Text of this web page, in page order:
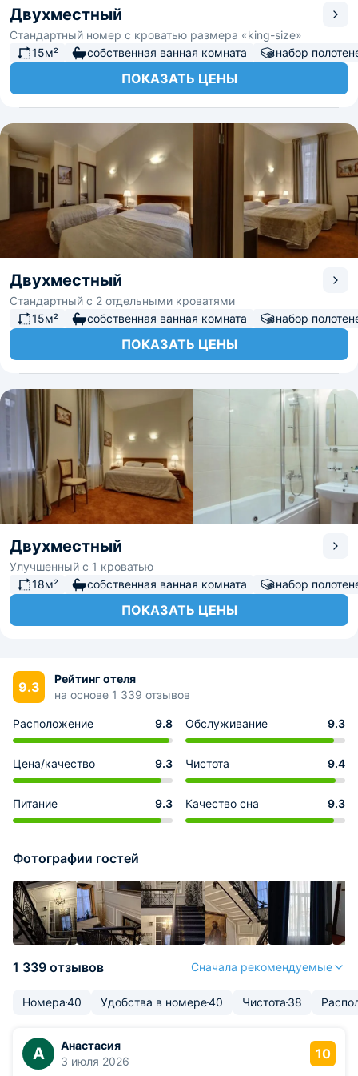
Двухместный
Стандартный номер с кроватью размера «king-size»
15м²
собственная ванная комната набор
ПОКАЗАТЬ ЦЕНЫ
Двухместный
Стандартный с 2 отдельными кроватями
15м²
собственная ванная комната набор
ПОКАЗАТЬ ЦЕНЫ
Двухместный
Улучшенный с 1 кроватью
18м²
собственная ванная комната набор
ПОКАЗАТЬ ЦЕНЫ
9.3
Рейтинг отеля
на основе 1 339 отзывов
Расположение 9.8 Обслуживание 9.3
Цена/качество 9.3 Чистота 9.4
Питание 9.3 Качество сна 9.3
Фотографии гостей
1 339 отзывов Сначала рекомендуемые
Номера40 Удобства в номере40 Чистота 38
А
Анастасия
3 июля 2026
10